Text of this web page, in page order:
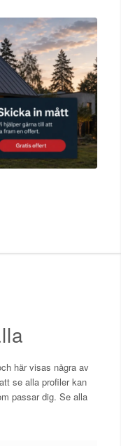
här visas några av
se alla profiler kan
passar dig. Se alla